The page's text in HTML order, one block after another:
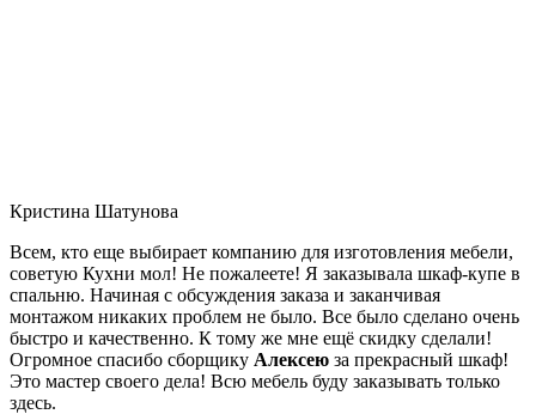
Кристина Шатунова
Всем, кто еще выбирает компанию для изготовления мебели,
советую Кухни мол! Не пожалеете! Я заказывала шкаф-купе в
спальню. Начиная с обсуждения заказа и заканчивая
монтажом никаких проблем не было. Все было сделано очень
быстро и качественно. К тому же мне ещё скидку сделали!
Огромное спасибо сборщику Алексею за прекрасный шкаф!
Это мастер своего дела! Всю мебель буду заказывать только
здесь.